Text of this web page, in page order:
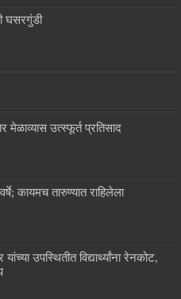
घसरगुंडी
मेळाव्यास उत्स्फूर्त प्रतिसाद
कायमच तारुण्यात राहिलेला
उपस्थितीत विद्यार्थ्यांना रेनकोट,